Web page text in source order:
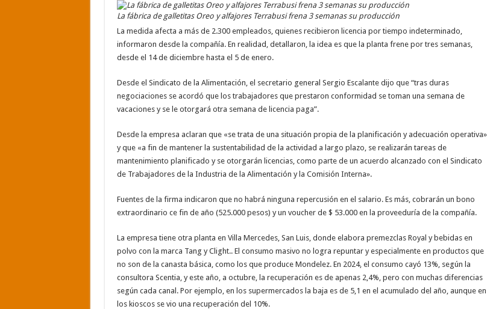
La fábrica de galletitas Oreo y alfajores Terrabusi frena 3 semanas su producción
La medida afecta a más de 2.300 empleados, quienes recibieron licencia por tiempo indeterminado,
informaron desde la compañía. En realidad, detallaron, la idea es que la planta frene por tres semanas,
desde el 14 de diciembre hasta el 5 de enero.
Desde el Sindicato de la Alimentación, el secretario general Sergio Escalante dijo que “tras duras
negociaciones se acordó que los trabajadores que prestaron conformidad se toman una semana de
vacaciones y se le otorgará otra semana de licencia paga”.
Desde la empresa aclaran que «se trata de una situación propia de la planificación y adecuación operativa»
y que «a fin de mantener la sustentabilidad de la actividad a largo plazo, se realizarán tareas de
mantenimiento planificado y se otorgarán licencias, como parte de un acuerdo alcanzado con el Sindicato
de Trabajadores de la Industria de la Alimentación y la Comisión Interna».
Fuentes de la firma indicaron que no habrá ninguna repercusión en el salario. Es más, cobrarán un bono
extraordinario ce fin de año (525.000 pesos) y un voucher de $ 53.000 en la proveeduría de la compañía.
La empresa tiene otra planta en Villa Mercedes, San Luis, donde elabora premezclas Royal y bebidas en
polvo con la marca Tang y Clight.. El consumo masivo no logra repuntar y especialmente en productos que
no son de la canasta básica, como los que produce Mondelez. En 2024, el consumo cayó 13%, según la
consultora Scentia, y este año, a octubre, la recuperación es de apenas 2,4%, pero con muchas diferencias
según cada canal. Por ejemplo, en los supermercados la baja es de 5,1 en el acumulado del año, aunque en
los kioscos se vio una recuperación del 10%.